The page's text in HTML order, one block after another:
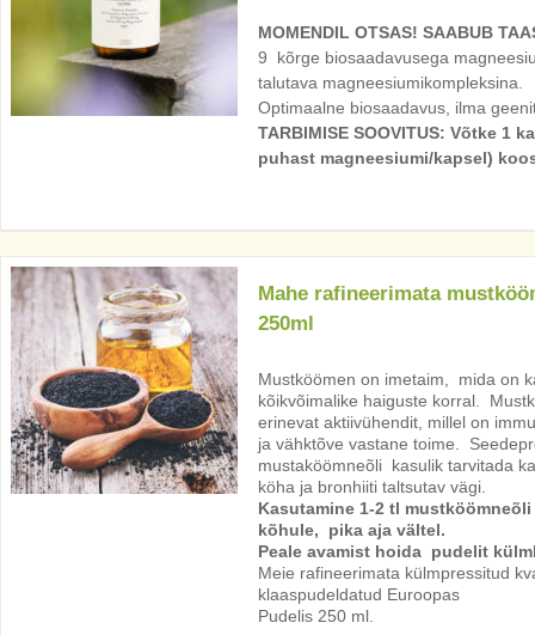
MOMENDIL OTSAS! SAABUB
9 kõrge biosaadavusega
talutava magneesiumikompleksina.
Optimaalne biosaadavus, ilma
TARBIMISE SOOVITUS: Võtke 1
puhast magneesiumi/kapsel)
Mahe rafineerimata
250ml
Mustköömen on imetaim, mida on
kõikvõimalike haiguste korral.
erinevat aktiivühendit, millel on
ja vähktõve vastane toime.
mustaköömneõli kasulik tarvitada
köha ja bronhiiti taltsutav vägi.
Kasutamine 1-2 tl
kõhule, pika aja vältel.
Peale avamist hoida pudelit
Meie rafineerimata külmpressitud
klaaspudeldatud Euroopas
Pudelis 250 ml.